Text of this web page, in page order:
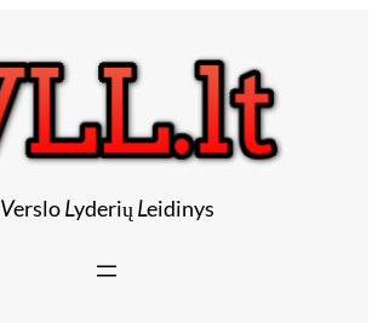
VersloLyderių Leidinys